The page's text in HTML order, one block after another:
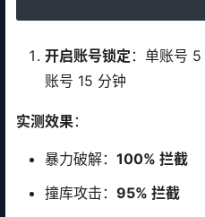
开启账号锁定 ：单账号
账号 15 分钟
实测效果：
暴力破解： 100% 拦截
撞库攻击： 95% 拦截